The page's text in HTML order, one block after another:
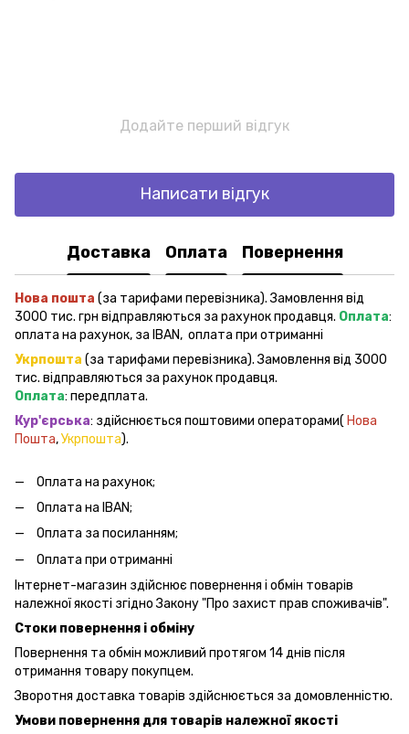
Додайте перший відгук
Написати відгук
Доставка Оплата Повернення
Нова пошта (за тарифами перевізника). Замовлення від
3000 тис. грн відправляються за рахунок продавця. Оплата:
оплата на рахунок, за IBAN, оплата при отриманні
Укрпошта (за тарифами перевізника). Замовлення від 3000
тис. відправляються за рахунок продавця.
Оплата: передплата.
Кур'єрська: здійснюється поштовими операторами( Нова
Пошта,Укрпошта).
Оплата на рахунок;
Оплата на IBAN;
Оплата за посиланням;
Оплата при отриманні
Інтернет-магазин здійснює повернення і обмін товарів
належної якості згідно Закону "Про захист прав споживачів".
Стоки повернення і обміну
Повернення та обмін можливий протягом 14 днів після
отримання товару покупцем.
Зворотня доставка товарів здійснюється за домовленністю.
Умови повернення для товарів належної якості